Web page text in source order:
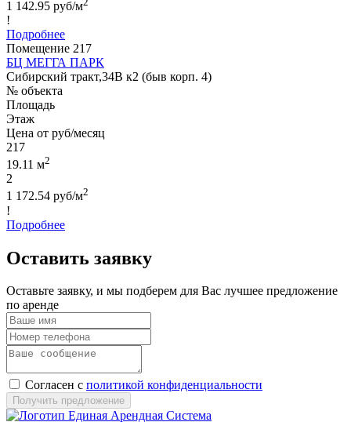
1 142.95 руб/м
!
Подробнее
Помещение 217
БЦ МЕГГА ПАРК
Сибирский тракт,34В к2 (быв корп. 4)
№ объекта
Площадь
Этаж
Цена от руб/месяц
217
19.11 м2
2
1 172.54 руб/м2
!
Подробнее
Оставить заявку
Оставьте заявку, и мы подберем для Вас лучшее предложение
по аренде
Согласен с политикой конфиденциальности
Получить предложение